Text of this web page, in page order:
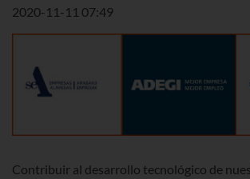
2020-11-11 07:49
Contribuir al desarrollo tecnológico de